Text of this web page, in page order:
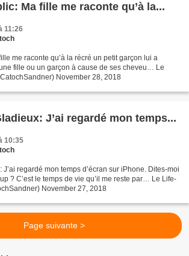
Ma fille me raconte qu’à la...
11:26
me raconte qu’à la récré un petit garçon lui a
fille ou un garçon à cause de ses cheveu… Le
November 28, 2018
J’ai regardé mon temps...
10:35
J’ai regardé mon temps d’écran sur iPhone. Dites-moi
? C’est le temps de vie qu’il me reste par… Le Life-
November 27, 2018
Page suivante >